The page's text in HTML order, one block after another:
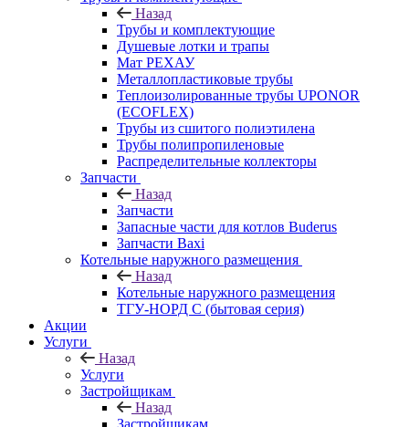
Назад
Трубы и комплектующие
Душевые лотки и трапы
Мат РЕХАУ
Металлопластиковые трубы
Теплоизолированные трубы UPONOR
(ECOFLEX)
Трубы из сшитого полиэтилена
Трубы полипропиленовые
Распределительные коллекторы
Запчасти
Назад
Запчасти
Запасные части для котлов Buderus
Запчасти Baxi
Котельные наружного размещения
Назад
Котельные наружного размещения
ТГУ-НОРД С (бытовая серия)
Акции
Услуги
Назад
Услуги
Застройщикам
Назад
Застройщикам